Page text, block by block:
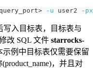
> -u user2 -
写入目标表，目标表与
改 SQL 文件 starrocks-
示例中目标表仅需要保留
，并且对